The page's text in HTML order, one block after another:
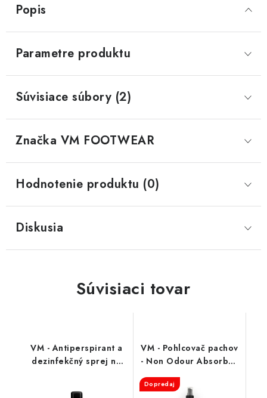
Popis
Parametre produktu
Súvisiace súbory (2)
Značka VM FOOTWEAR
Hodnotenie produktu (0)
Diskusia
Súvisiaci tovar
VM - Antiperspirant a
dezinfekčný sprej na
VM - Pohlcovač pachov
- Non Odour Absorber
Dopredaj